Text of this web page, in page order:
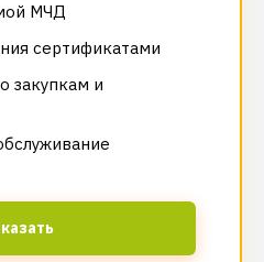
МЧД
сертификатами
закупкам и